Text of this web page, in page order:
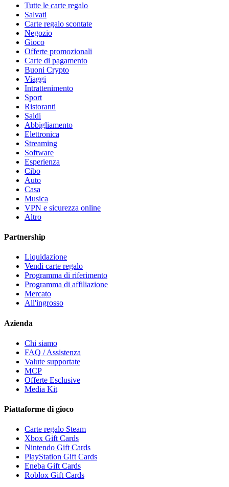
Tutte le carte regalo
Salvati
Carte regalo scontate
Negozio
Gioco
Offerte promozionali
Carte di pagamento
Buoni Crypto
Viaggi
Intrattenimento
Sport
Ristoranti
Saldi
Abbigliamento
Elettronica
Streaming
Software
Esperienza
Cibo
Auto
Casa
Musica
VPN e sicurezza online
Altro
Partnership
Liquidazione
Vendi carte regalo
Programma di riferimento
Programma di affiliazione
Mercato
All'ingrosso
Azienda
Chi siamo
FAQ / Assistenza
Valute supportate
MCP
Offerte Esclusive
Media Kit
Piattaforme di gioco
Carte regalo Steam
Xbox Gift Cards
Nintendo Gift Cards
PlayStation Gift Cards
Eneba Gift Cards
Roblox Gift Cards